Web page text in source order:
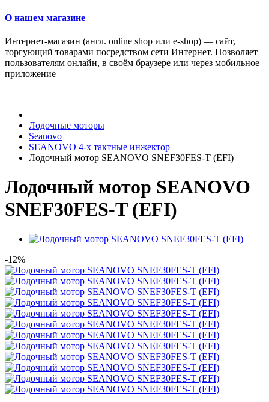
О нашем магазине
Интернет-магазин (англ. online shop или e-shop) — сайт,
торгующий товарами посредством сети Интернет. Позволяет
пользователям онлайн, в своём браузере или через мобильное
приложение
Лодочные моторы
Seanovo
SEANOVO 4-х тактные инжектор
Лодочный мотор SEANOVO SNEF30FES-T (EFI)
Лодочный мотор SEANOVO
SNEF30FES-T (EFI)
-12%